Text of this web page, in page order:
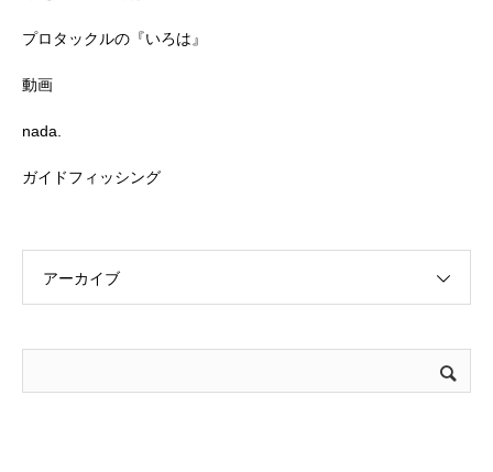
プロタックルの『いろは』
動画
nada.
ガイドフィッシング
アーカイブ